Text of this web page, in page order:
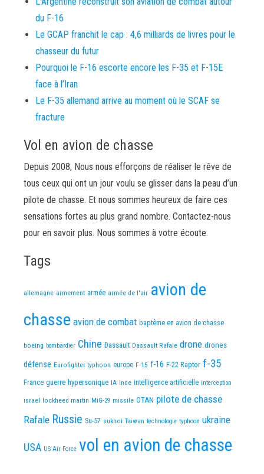
du F-16
Le GCAP franchit le cap : 4,6 milliards de livres pour le
chasseur du futur
Pourquoi le F-16 escorte encore les F-35 et F-15E
face à l’Iran
Le F-35 allemand arrive au moment où le SCAF se
fracture
Vol en avion de chasse
Depuis 2008, Nous nous efforçons de réaliser le rêve de
tous ceux qui ont un jour voulu se glisser dans la peau d’un
pilote de chasse. Et nous sommes heureux de faire ces
sensations fortes au plus grand nombre. Contactez-nous
pour en savoir plus. Nous sommes à votre écoute.
Tags
allemagne armement armée armée de l'air avion de
chasse avion de combat baptême en avion de chasse
boeing bombardier Chine Dassault Dassault Rafale drone drones
défense Eurofighter typhoon europe F-15 f-16 F-22 Raptor f-35
France guerre hypersonique IA Inde intelligence artificielle interception
israel lockheed martin MiG-29 missile OTAN pilote de chasse
Rafale Russie Su-57 sukhoi Taiwan technologie typhoon ukraine
USA US Air Force vol en avion de chasse